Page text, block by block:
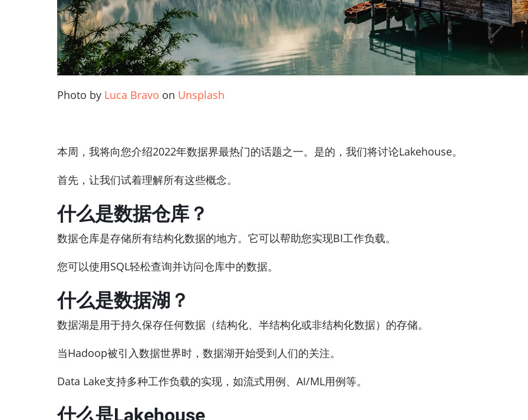
Photo by Luca Bravo on Unsplash
本周，我将向您介绍2022年数据界最热门的话题之一。是的，我们将讨论Lakehouse。
首先，让我们试着理解所有这些概念。
什么是数据仓库？
数据仓库是存储所有结构化数据的地方。它可以帮助您实现BI工作负载。
您可以使用SQL轻松查询并访问仓库中的数据。
什么是数据湖？
数据湖是用于持久保存任何数据（结构化、半结构化或非结构化数据）的存储。
当Hadoop被引入数据世界时，数据湖开始受到人们的关注。
Data Lake支持多种工作负载的实现，如流式用例、AI/ML用例等。
什么是Lakehouse